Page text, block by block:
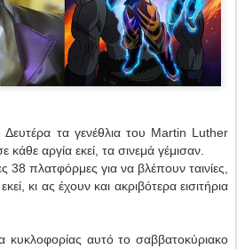
Δευτέρα τα γενέθλια του Martin Luther
αργία εκεί, τα σινεμά γέμισαν.
38 πλατφόρμες για να βλέπουν ταινίες,
κι ας έχουν και ακριβότερα εισιτήρια
κυκλοφορίας αυτό το σαββατοκύριακο